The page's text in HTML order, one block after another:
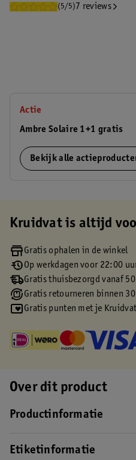
(5/5) 7 reviews
Actie
Ambre Solaire 1+1 gratis
Bekijk alle
Kruidvat is altijd
Gratis ophalen in de winkel
Op werkdagen voor 22:00
Gratis thuisbezorgd vanaf
Gratis retourneren binnen
Gratis punten met je
Over dit product
Productinformatie
Etiketinformatie